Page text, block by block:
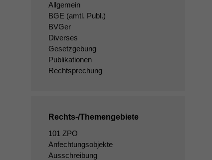
Allgemein
BGE (amtl. Publ.)
BVGer
Diverses
Gesetzgebung
Publikationen
Rechtsprechung
Rechts-/Themengebiete
101 ZPO
Anfechtungsobjekte
Ausschreibung